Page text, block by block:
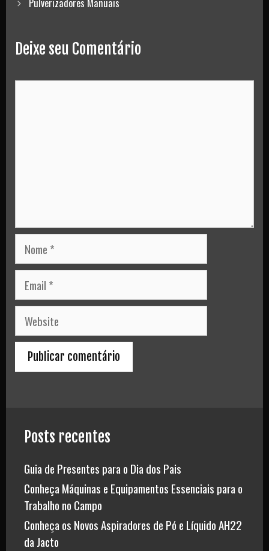
Pulverizadores Manuais
Deixe seu Comentário
Nome
Email
Website
Posts recentes
Guia de Presentes para o Dia dos Pais
Conheça Máquinas e Equipamentos Essenciais para o
Trabalho no Campo
Conheça os Novos Aspiradores de Pó e Líquido AH22
da Jacto